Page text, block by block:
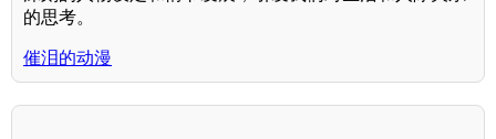
的思考。
催泪的动漫